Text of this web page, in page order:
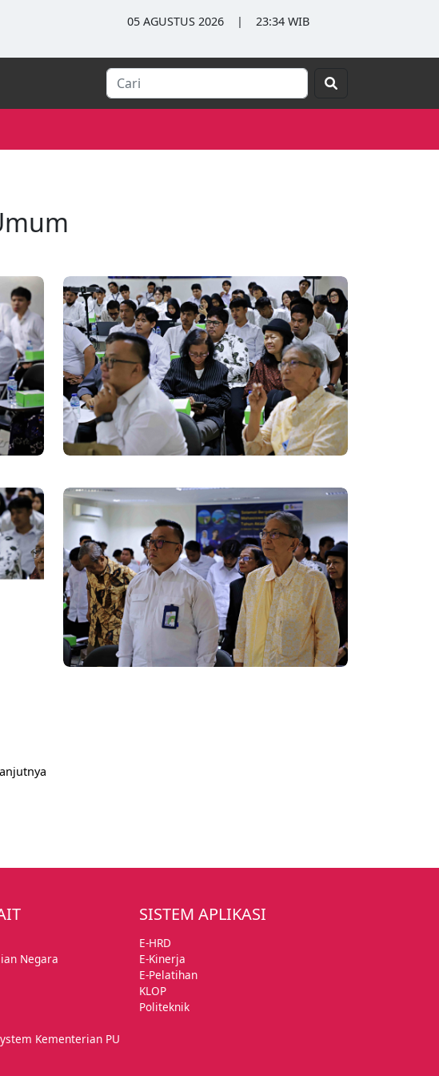
05 AGUSTUS 2026 | 23:34 WIB
Negara
Kementerian PU
SISTEM APLIKASI
E-HRD
E-Kinerja
E-Pelatihan
KLOP
Politeknik